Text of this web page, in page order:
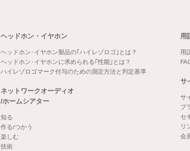
ヘッドホン・イヤホン
ヘッドホン･イヤホン製品の｢ハイレゾロゴ｣とは？
ヘッドホン･イヤホンに求められる｢性能｣とは？
ハイレゾロゴマーク付与のための測定方法と判定基準
ネットワークオーディオ
/ホームシアター
知る
作る/つかう
楽しむ
技術
用
用
サ
サ
プ
セ
リ
会